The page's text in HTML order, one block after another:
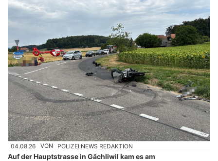
04.08.26 VON POLIZEI.NEWS REDAKTION
Auf der Hauptstrasse in Gächliwil kam es am